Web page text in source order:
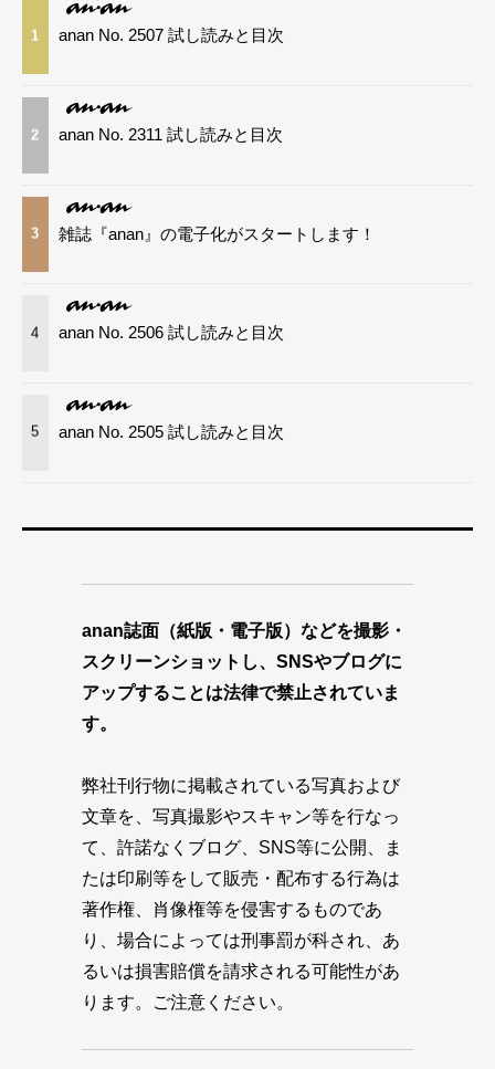
1 anan No. 2507 試し読みと目次
2 anan No. 2311 試し読みと目次
3 雑誌『anan』の電子化がスタートします！
4 anan No. 2506 試し読みと目次
5 anan No. 2505 試し読みと目次
anan誌面（紙版・電子版）などを撮影・
スクリーンショットし、SNSやブログに
アップすることは法律で禁止されていま
す。
弊社刊行物に掲載されている写真および
文章を、写真撮影やスキャン等を行なっ
て、許諾なくブログ、SNS等に公開、ま
たは印刷等をして販売・配布する行為は
著作権、肖像権等を侵害するものであ
り、場合によっては刑事罰が科され、あ
るいは損害賠償を請求される可能性があ
ります。ご注意ください。